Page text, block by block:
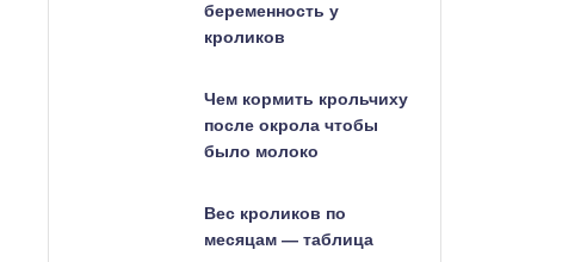
беременность у
кроликов
Чем кормить крольчиху
после окрола чтобы
было молоко
Вес кроликов по
месяцам — таблица